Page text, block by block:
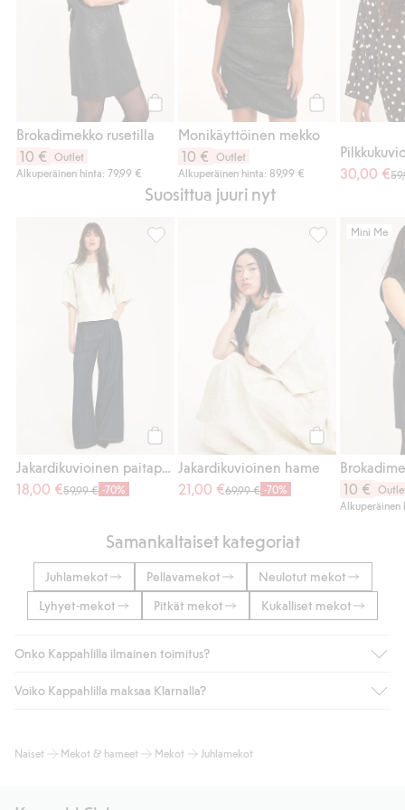
Osta
Brokadimekko rusetilla
10 €
Outlet
Alkuperäinen hinta: 79,99 €
Monikäyttöinen mekko
10 €
Outlet
Alkuperäinen hinta: 89,99 €
30,00 €
Suosittua juuri nyt
18,00 €59,99 € -70%
Jakardikuvioinen paitapusero, Lisää
Osta
Jakardikuvioinen hame
21,00 €69,99 € -70%
Mini Me
10 €
Alkuperäinen
Samankaltaiset kategoriat
Juhlamekot Pellavamekot
Neulotut mekot
Lyhyet-mekot
Pitkät mekot Kukalliset mekot
Onko Kappahlilla ilmainen toimitus?
Jos olet Kappahl Clubin jäsen, saat aina ilmaisen toimituksen
kotiinkuljetusta). Toimituskulut poistuvat automaattisesti, kun
Voiko Kappahlilla maksaa Klarnalla?
maksutavat, kuten laskun, sekä muita maksuvaihtoehtoja.
Naiset Mekot & hameet Mekot Juhlamekot